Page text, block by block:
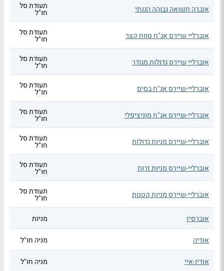
אוברה תשואה גבוהה הגנתי תעודת סל
חו"ל
אוברליי שיירס אג"ח טווח קצר תעודת סל
חו"ל
אוברליי שיירס גדולות מגודר תעודת סל
חו"ל
אוברליי-שיירס אג"ח בסיס תעודת סל
חו"ל
אוברליי-שיירס אג"ח מוניציפלי תעודת סל
חו"ל
אוברליי-שיירס מניות גדולות תעודת סל
חו"ל
אוברליי-שיירס מניות זרות תעודת סל
חו"ל
אוברליי-שיירס מניות קטנות תעודת סל
חו"ל
אוברסיז
מניות
אודיה מניה חו"ל
אודיו-איי מניה חו"ל